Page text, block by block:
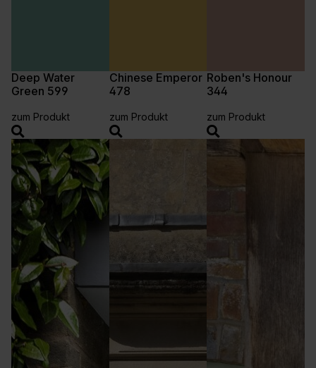
Deep Water
Green 599
zum Produkt
Chinese Emperor
478
zum Produkt
Roben's Honour
344
zum Produkt